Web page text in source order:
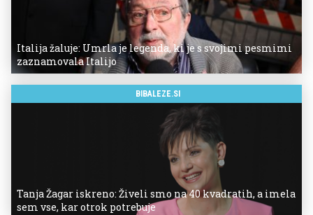
Italija žaluje: Umrla je legenda, ki je s svojimi pesmimi
zaznamovala Italijo
BIBALEZE.SI
Tanja Žagar iskreno: Živeli smo na 40 kvadratih, a imela
sem vse, kar otrok potrebuje